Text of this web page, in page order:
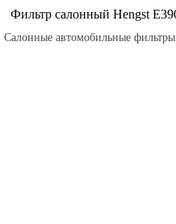
Фильтр салонный Hengst
Салонные автомобильные фильтры